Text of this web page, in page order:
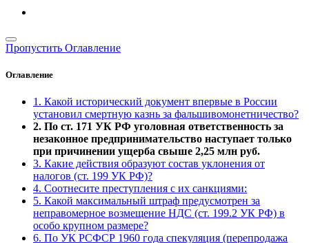
Пропустить Оглавление
Оглавление
1. Какой исторический документ впервые в России
установил смертную казнь за фальшивомонетничество?
2. По ст. 171 УК РФ уголовная ответственность за
незаконное предпринимательство наступает только
при причинении ущерба свыше 2,25 млн руб.
3. Какие действия образуют состав уклонения от
налогов (ст. 199 УК РФ)?
4. Соотнесите преступления с их санкциями:
5. Какой максимальный штраф предусмотрен за
неправомерное возмещение НДС (ст. 199.2 УК РФ) в
особо крупном размере?
6. По УК РСФСР 1960 года спекуляция (перепродажа